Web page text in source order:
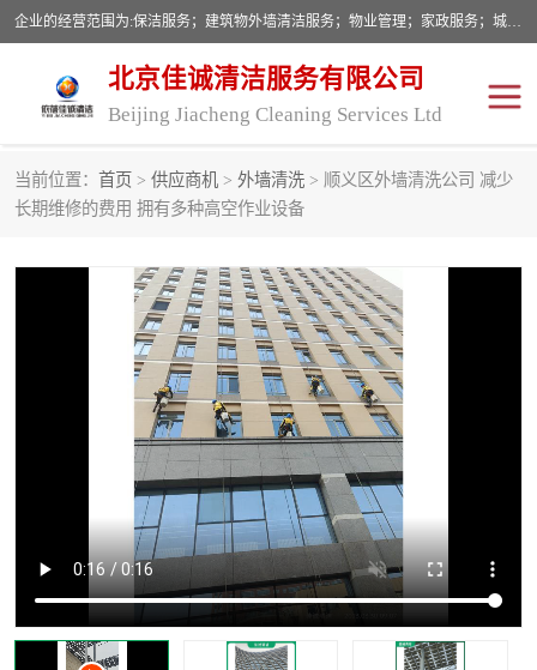
企业的经营范围为:保洁服务；建筑物外墙清洁服务；物业管理；家政服务；城市园林绿化；劳务分包；技术开发、技术转让、技术服务；销售保洁设备、卫生用品、化工产品（不含危险化学品及一类易制毒化学品）、日用品、办公设备、建筑材料、装饰材料；图文设计；清洁服务（不含餐具消毒）；中央空调维修；工程设计；施工总承包；专业承包。
北京佳诚清洁服务有限公司
Beijing Jiacheng Cleaning Services Ltd
当前位置： 首页 > 供应商机 > 外墙清洗 > 顺义区外墙清洗公司 减少
长期维修的费用 拥有多种高空作业设备
外墙清洗 开荒保洁
开荒保洁 保洁服务
建筑物外墙维修